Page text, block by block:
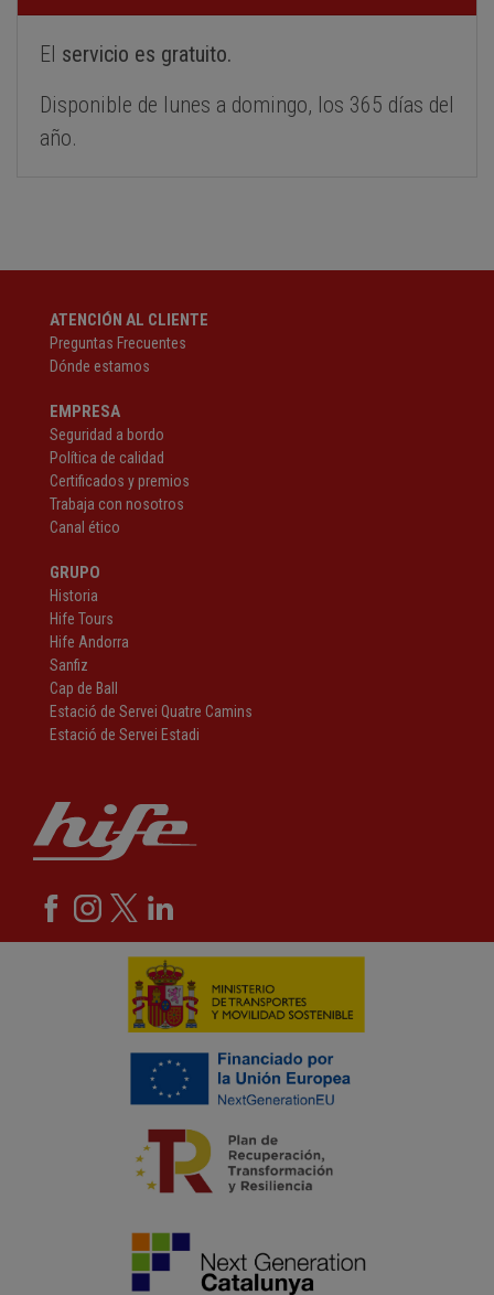
El servicio es gratuito.
Disponible de lunes a domingo, los 365 días del
año.
ATENCIÓN AL CLIENTE
Preguntas Frecuentes
Dónde estamos
EMPRESA
Seguridad a bordo
Política de calidad
Certificados y premios
Trabaja con nosotros
Canal ético
GRUPO
Historia
Hife Tours
Hife Andorra
Sanfiz
Cap de Ball
Estació de Servei Quatre Camins
Estació de Servei Estadi